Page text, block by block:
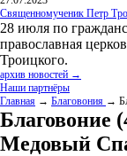
Священномученик Петр
28 июля по
православная
Троицкого.
архив новостей →
Наши партнёры
Главная → Благовония →
Благовоние
Медовый